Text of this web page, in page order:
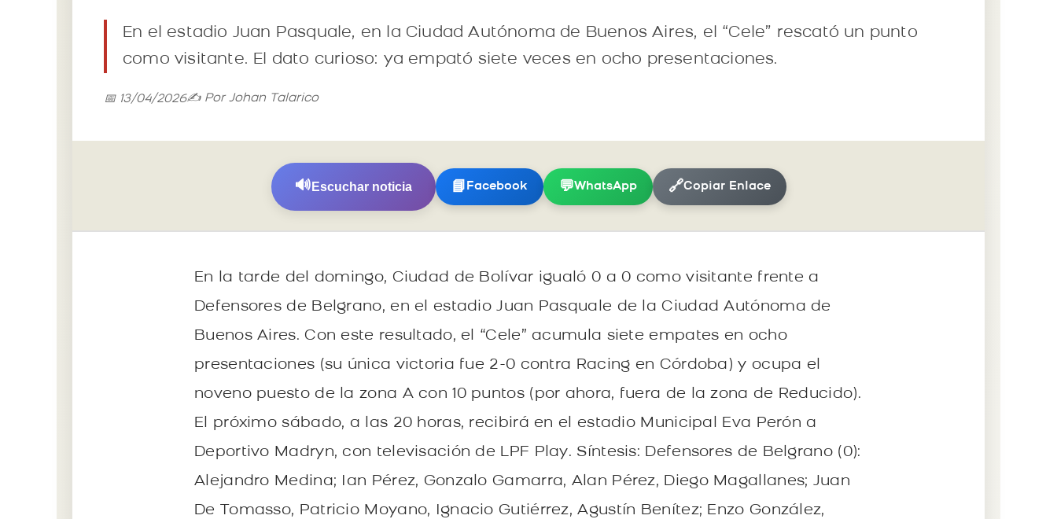
En el estadio Juan Pasquale, en la Ciudad Autónoma de Buenos Aires, el “Cele” rescató un punto
como visitante. El dato curioso: ya empató siete veces en ocho presentaciones.
📅 13/04/2026✍️ Por Johan Talarico
🔊 Escuchar noticia 📘 Facebook 💬WhatsApp 🔗Copiar Enlace
En la tarde del domingo, Ciudad de Bolívar igualó 0 a 0 como visitante frente a
Defensores de Belgrano, en el estadio Juan Pasquale de la Ciudad Autónoma de
Buenos Aires. Con este resultado, el “Cele” acumula siete empates en ocho
presentaciones (su única victoria fue 2-0 contra Racing en Córdoba) y ocupa el
noveno puesto de la zona A con 10 puntos (por ahora, fuera de la zona de Reducido).
El próximo sábado, a las 20 horas, recibirá en el estadio Municipal Eva Perón a
Deportivo Madryn, con televisación de LPF Play. Síntesis: Defensores de Belgrano (0):
Alejandro Medina; Ian Pérez, Gonzalo Gamarra, Alan Pérez, Diego Magallanes; Juan
De Tomasso, Patricio Moyano, Ignacio Gutiérrez, Agustín Benítez; Enzo González,